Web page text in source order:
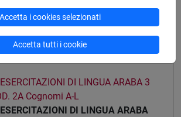
1A Cognomi M-Z
DI LINGUA ARABA 3
DI LINGUA ARABA 3 MOD.
ESERCITAZIONI DI LINGUA ARABA 3
2A Cognomi A-L
ESERCITAZIONI DI LINGUA ARABA
Accetta i cookies selezionati
Accetta tutti i cookie